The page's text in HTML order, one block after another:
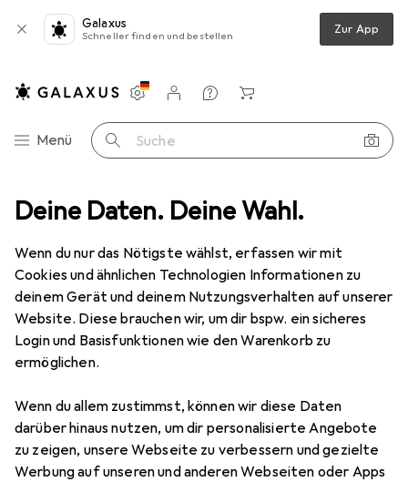
Deine Daten. Deine Wahl.
Wenn du nur das Nötigste wählst, erfassen wir mit
Cookies und ähnlichen Technologien Informationen zu
deinem Gerät und deinem Nutzungsverhalten auf unserer
Website. Diese brauchen wir, um dir bspw. ein sicheres
Login und Basisfunktionen wie den Warenkorb zu
ermöglichen.
Wenn du allem zustimmst, können wir diese Daten
darüber hinaus nutzen, um dir personalisierte Angebote
zu zeigen, unsere Webseite zu verbessern und gezielte
Werbung auf unseren und anderen Webseiten oder Apps
Galaxus
Schneller finden und bestellen Zur App
Navigation nach Kategorien
Menü Suche
Einstellungen
Kundenkonto
Vergleichslisten
Merklisten
Warenkorb
Serverschrank Zubehör Value 19" Shelf Rack, 1U, with 2
12 Bilder
Value19" Shelf Rack, 1U, with 2
EUR
25,99
2
Bewertungen Marke
Mehr von Value